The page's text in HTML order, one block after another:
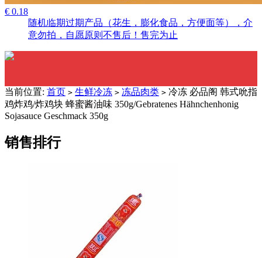
€ 0.18
随机临期过期产品（花生，膨化食品，方便面等），介
意勿拍，自愿原则不售后！售完为止
当前位置: 首页 > 生鲜冷冻 > 冻品肉类 > 冷冻 必品阁 韩式吮指
鸡炸鸡/炸鸡块 蜂蜜酱油味 350g/Gebratenes Hähnchenhonig
Sojasauce Geschmack 350g
销售排行